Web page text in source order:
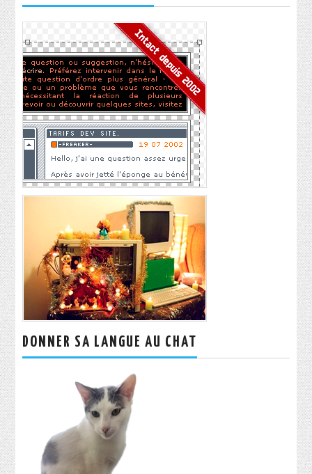
DONNER SA LANGUE AU CHAT